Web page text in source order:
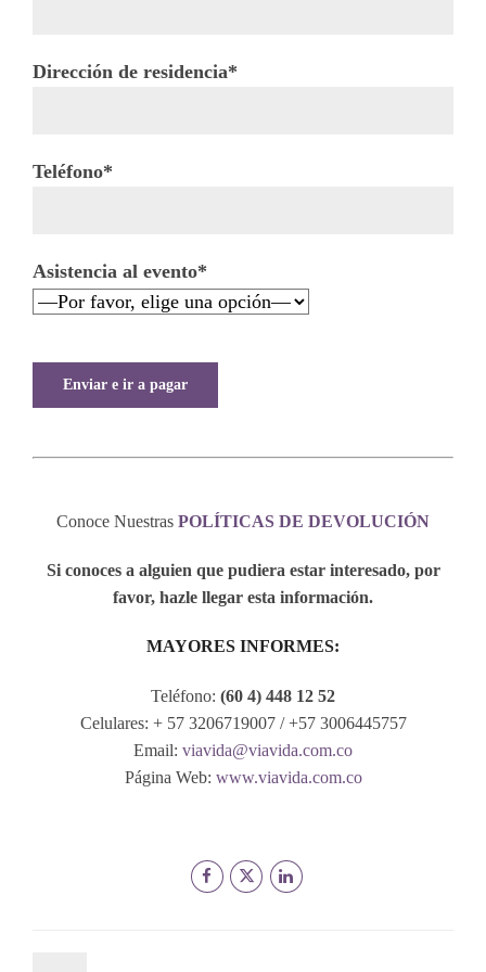
Dirección de residencia*
Teléfono*
Asistencia al evento*
campo
blanco,
favor.Conoce Nuestras POLÍTICAS DE DEVOLUCIÓN
Si conoces a alguien que pudiera estar interesado, por
favor, hazle llegar esta información.
MAYORES INFORMES:
Teléfono: (60 4) 448 12 52
Celulares: + 57 3206719007 / +57 3006445757
Email: viavida@viavida.com.co
Página Web: www.viavida.com.co